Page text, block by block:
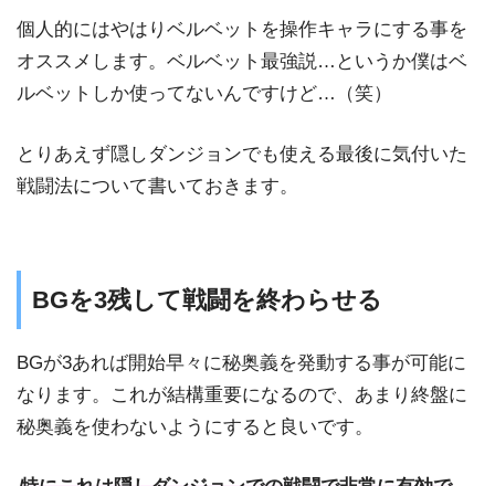
個人的にはやはりベルベットを操作キャラにする事を
オススメします。ベルベット最強説…というか僕はベ
ルベットしか使ってないんですけど…（笑）
とりあえず隠しダンジョンでも使える最後に気付いた
戦闘法について書いておきます。
BGを3残して戦闘を終わらせる
BGが3あれば開始早々に秘奥義を発動する事が可能に
なります。これが結構重要になるので、あまり終盤に
秘奥義を使わないようにすると良いです。